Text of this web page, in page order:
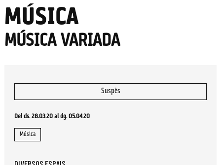
MÚSICA
MÚSICA VARIADA
Suspès
Del ds. 28.03.20 al dg. 05.04.20
Música